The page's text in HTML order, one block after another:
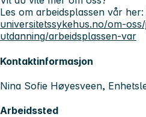
Les om arbeidsplassen vår her:
universitetssykehus.no/om-
utdanning/arbeidsplassen-var
Kontaktinformasjon
Nina Sofie Høyesveen,
Arbeidssted